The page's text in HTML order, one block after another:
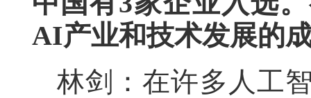
AI产业和技术发展的
林剑：在许多人工